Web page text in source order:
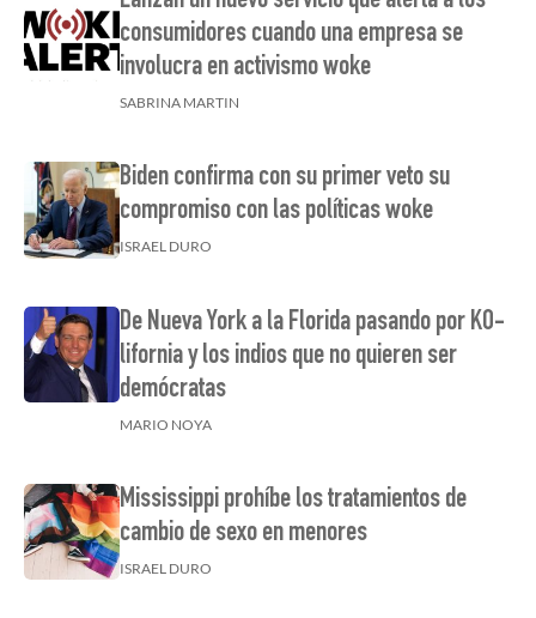
consumidores cuando una empresa se
involucra en activismo woke
SABRINA MARTIN
Biden confirma con su primer veto su
compromiso con las políticas woke
ISRAEL DURO
De Nueva York a la Florida pasando por KO-
lifornia y los indios que no quieren ser
demócratas
MARIO NOYA
Mississippi prohíbe los tratamientos de
cambio de sexo en menores
ISRAEL DURO